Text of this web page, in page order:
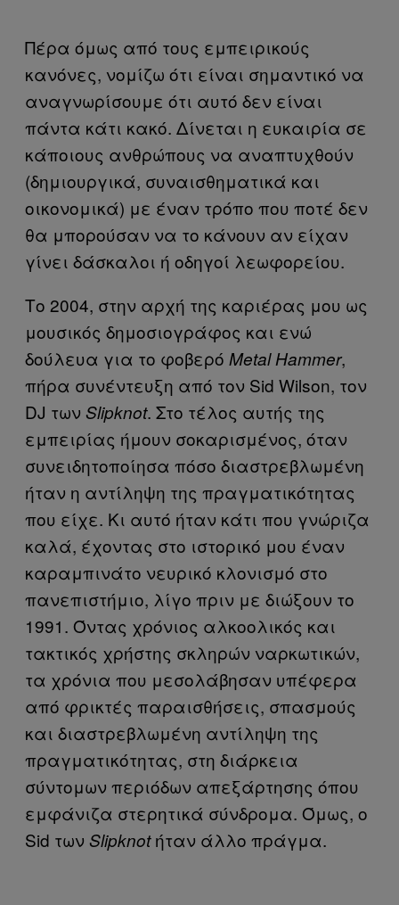
Πέρα όμως από τους εμπειρικούς
κανόνες, νομίζω ότι είναι σημαντικό να
αναγνωρίσουμε ότι αυτό δεν είναι
πάντα κάτι κακό. Δίνεται η ευκαιρία σε
κάποιους ανθρώπους να αναπτυχθούν
(δημιουργικά, συναισθηματικά και
οικονομικά) με έναν τρόπο που ποτέ δεν
θα μπορούσαν να το κάνουν αν είχαν
γίνει δάσκαλοι ή οδηγοί λεωφορείου.
Το 2004, στην αρχή της καριέρας μου ως
μουσικός δημοσιογράφος και ενώ
δούλευα για το φοβερό Metal Hammer,
πήρα συνέντευξη από τον Sid Wilson, τον
DJ των Slipknot. Στο τέλος αυτής της
εμπειρίας ήμουν σοκαρισμένος, όταν
συνειδητοποίησα πόσο διαστρεβλωμένη
ήταν η αντίληψη της πραγματικότητας
που είχε. Κι αυτό ήταν κάτι που γνώριζα
καλά, έχοντας στο ιστορικό μου έναν
καραμπινάτο νευρικό κλονισμό στο
πανεπιστήμιο, λίγο πριν με διώξουν το
1991. Όντας χρόνιος αλκοολικός και
τακτικός χρήστης σκληρών ναρκωτικών,
τα χρόνια που μεσολάβησαν υπέφερα
από φρικτές παραισθήσεις, σπασμούς
και διαστρεβλωμένη αντίληψη της
πραγματικότητας, στη διάρκεια
σύντομων περιόδων απεξάρτησης όπου
εμφάνιζα στερητικά σύνδρομα. Όμως, ο
Sid των Slipknotήταν άλλο πράγμα.